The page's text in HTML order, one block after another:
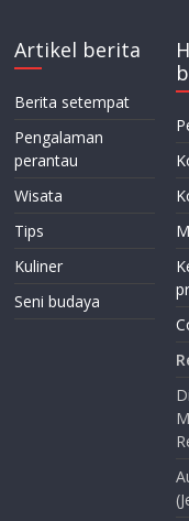
Artikel berita
Berita setempat
Pengalaman
perantau
Wisata
Tips
Kuliner
Seni budaya